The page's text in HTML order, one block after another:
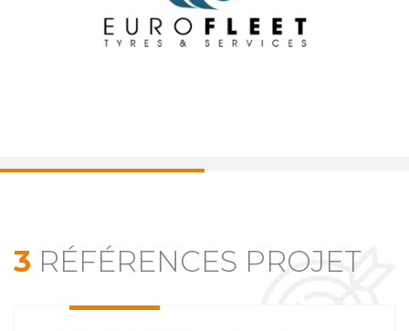
3 RÉFÉRENCES PROJET